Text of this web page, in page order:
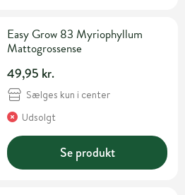
Easy Grow 83 Myriophyllum
Mattogrossense
49,95 kr.
Sælges kun i center
Udsolgt
Se produkt